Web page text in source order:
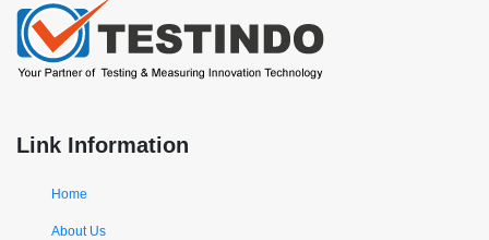
Link Information
Home
About Us